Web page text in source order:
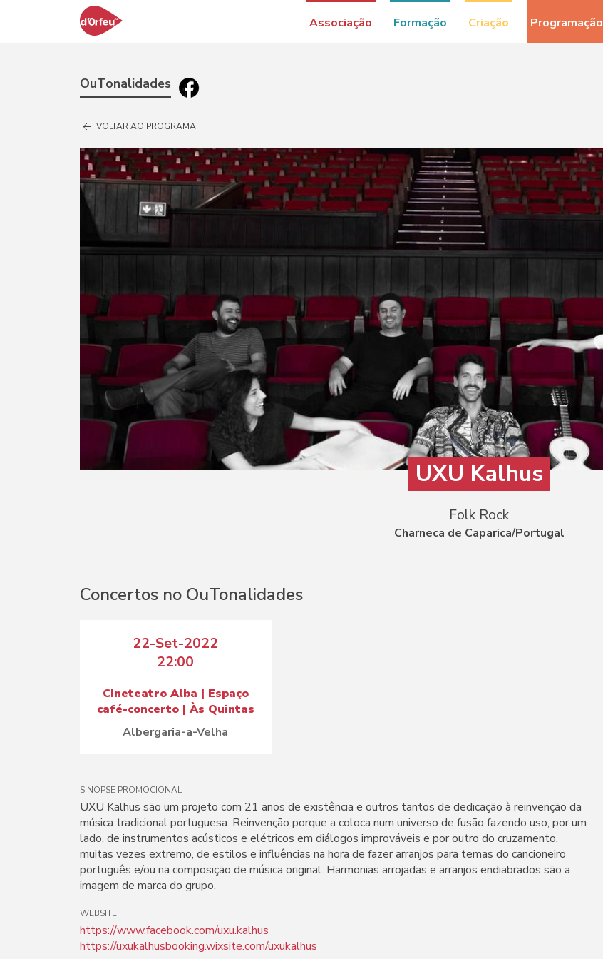
Associação Formação Criação Programação
OuTonalidades
VOLTAR AO PROGRAMA
UXU Kalhus
Folk Rock
Charneca de Caparica/Portugal
Concertos no OuTonalidades
22-Set-2022
22:00
Cineteatro Alba | Espaço
café-concerto | Às Quintas
Albergaria-a-Velha
SINOPSE PROMOCIONAL
UXU Kalhus são um projeto com 21 anos de existência e outros tantos de dedicação à reinvenção da
música tradicional portuguesa. Reinvenção porque a coloca num universo de fusão fazendo uso, por um
lado, de instrumentos acústicos e elétricos em diálogos improváveis e por outro do cruzamento,
muitas vezes extremo, de estilos e influências na hora de fazer arranjos para temas do cancioneiro
português e/ou na composição de música original. Harmonias arrojadas e arranjos endiabrados são a
imagem de marca do grupo.
WEBSITE
https://www.facebook.com/uxu.kalhus
https://uxukalhusbooking.wixsite.com/uxukalhus